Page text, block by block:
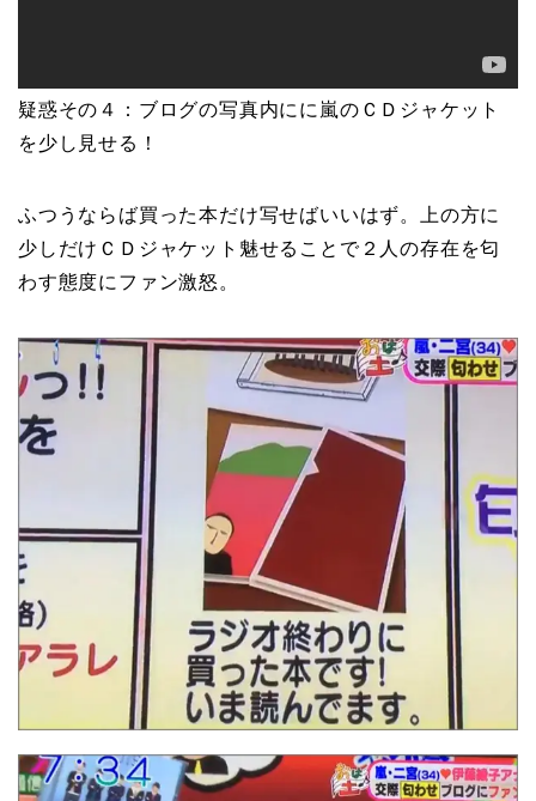
疑惑その４：ブログの写真内にに嵐のＣＤジャケット
を少し見せる！
ふつうならば買った本だけ写せばいいはず。上の方に
少しだけＣＤジャケット魅せることで２人の存在を匂
わす態度にファン激怒。